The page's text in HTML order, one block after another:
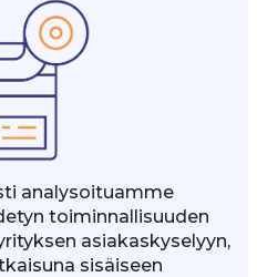
analysoituamme
toiminnallisuuden
asiakaskyselyyn,
sisäiseen